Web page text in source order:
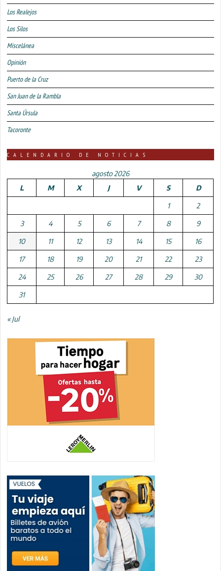
Los Realejos
Los Silos
Miscelánea
Opinión
Puerto de la Cruz
San Juan de la Rambla
Santa Úrsula
Tacoronte
CALENDARIO DE NOTICIAS
agosto 2026
L
M X J V S D
1 2
3 4 5 6 7 8 9
10 11 12 13 14 15 16
17 18 19 20 21 22 23
24 25 26 27 28 29 30
31
« Jul